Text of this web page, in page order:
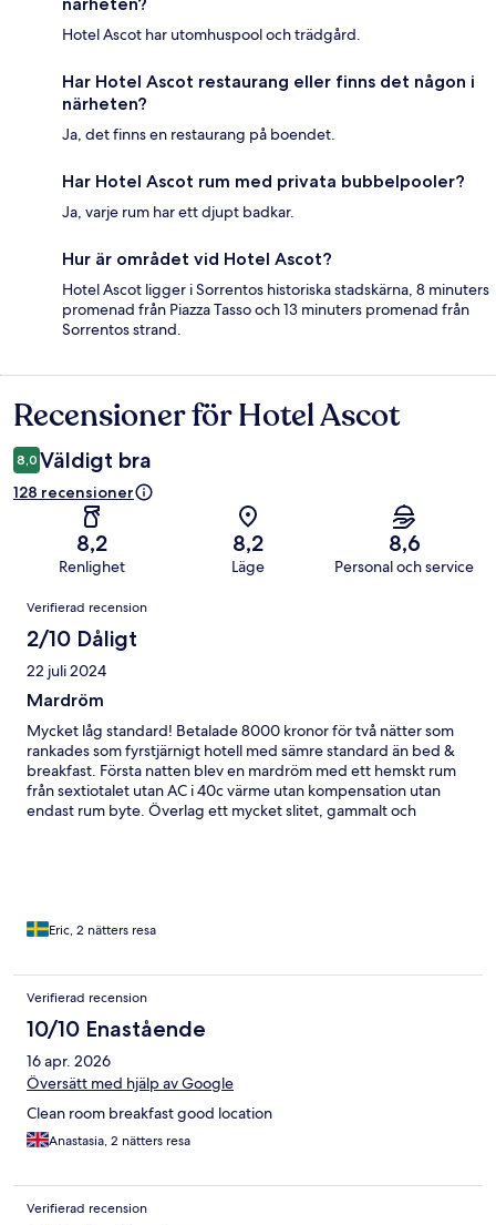
Hotel Ascot har utomhuspool och trädgård.
Har Hotel Ascot restaurang eller finns det någon i
närheten?
Ja, det finns en restaurang på boendet.
Har Hotel Ascot rum med privata bubbelpooler?
Ja, varje rum har ett djupt badkar.
Hur är området vid Hotel Ascot?
Hotel Ascot ligger i Sorrentos historiska stadskärna, 8 minuters
promenad från Piazza Tasso och 13 minuters promenad från
Sorrentos strand.
Recensioner
Recensioner för Hotel Ascot
8,0 Väldigt bra
128 recensioner
8,2
Renlighet
8,2
Läge
8,6
Personal och service
Recensioner
Verifierad recension
2/10 Dåligt
22 juli 2024
Mardröm
Mycket låg standard! Betalade 8000 kronor för två nätter som
rankades som fyrstjärnigt hotell med sämre standard än bed &
breakfast. Första natten blev en mardröm med ett hemskt rum
från sextiotalet utan AC i 40c värme utan kompensation utan
endast rum byte. Överlag ett mycket slitet, gammalt och
Eric, 2 nätters resa
Verifierad recension
10/10 Enastående
16 apr. 2026
Översätt med hjälp av Google
Clean room breakfast good location
Anastasia, 2 nätters resa
Verifierad recension